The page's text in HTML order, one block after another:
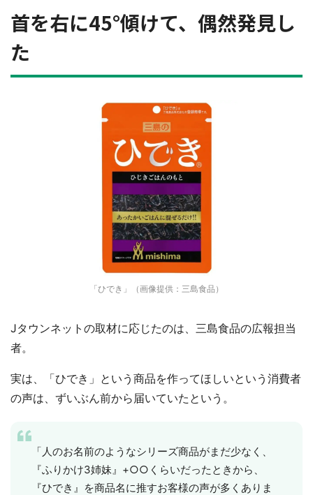
首を右に45°傾けて、偶然発見し
た
「ひでき」（画像提供：三島食品）
Jタウンネットの取材に応じたのは、三島食品の広報担当
者。
実は、「ひでき」という商品を作ってほしいという消費者
の声は、ずいぶん前から届いていたという。
「人のお名前のようなシリーズ商品がまだ少なく、
『ふりかけ3姉妹』+○○くらいだったときから、
『ひでき』を商品名に推すお客様の声が多くありま